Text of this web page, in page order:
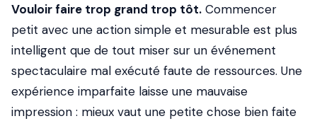
Vouloir faire trop grand trop tôt. Commencer
petit avec une action simple et mesurable est plus
intelligent que de tout miser sur un événement
spectaculaire mal exécuté faute de ressources. Une
expérience imparfaite laisse une mauvaise
impression : mieux vaut une petite chose bien faite